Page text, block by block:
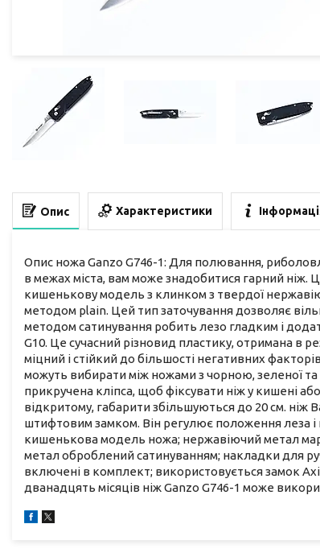
Опис Характеристики
Опис ножа Ganzo G746-1: Для полювання,
в межах міста, вам може знадобитися гарний
кишенькову модель з клинком з твердої
методом plain. Цей тип заточування дозволяє
методом сатинування робить лезо гладким і
G10. Це сучасний різновид пластику, отримана в
міцний і стійкий до більшості негативних
можуть вибирати між ножами з чорною, зеленої
прикручена кліпса, щоб фіксувати ніж у кишені
відкритому, габарити збільшуються до 20 см.
штифтовим замком. Він регулює положення леза
кишенькова модель ножа; нержавіючий метал
метал оброблений сатинуванням; накладки для
включені в комплект; використовується замок
дванадцять місяців ніж Ganzo G746-1 може